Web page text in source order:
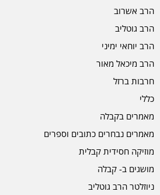
הרב אשרוב
הרב גוטליב
הרב יוחאי ימיני
הרב מיכאל מאור
חרבות ברזל
כללי
מאמרים בקבלה
מאמרים נבחרים כתובים וספרים
מוזיקה חסידית קבלית
מושגים ב- קבלה
ניוזלטר הרב גוטליב